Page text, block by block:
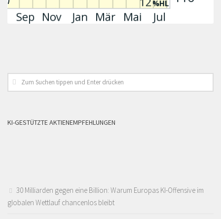
KI-GESTÜTZTE AKTIENEMPFEHLUNGEN
30 Milliarden gegen eine Billion: Warum Europas KI-Offensive im
globalen Wettlauf chancenlos bleibt